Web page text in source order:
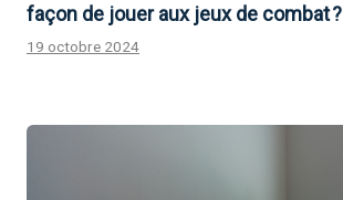
façon de jouer aux jeux de combat ?
19 octobre 2024